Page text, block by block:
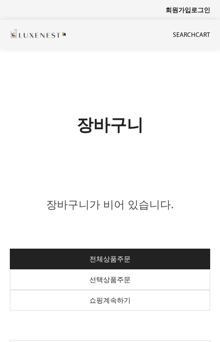
회원가입로그인
SEARCHCART
장바구니
장바구니가 비어 있습니다.
전체상품주문
선택상품주문
쇼핑계속하기